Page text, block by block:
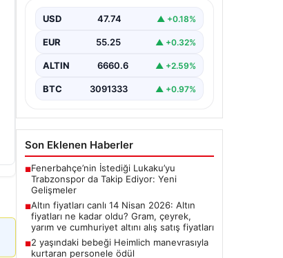
çeyrek, yarım ve
cumhuriyet altını alış satış
USD 47.74 ▲ +0.18%
EUR 55.25 ▲ +0.32%
ALTIN 6660.6 ▲ +2.59%
BTC 3091333 ▲ +0.97%
Son Eklenen Haberler
■Fenerbahçe’nin İstediği Lukaku’yu
Trabzonspor da Takip Ediyor: Yeni
Gelişmeler
■Altın fiyatları canlı 14 Nisan 2026: Altın
fiyatları ne kadar oldu? Gram, çeyrek,
yarım ve cumhuriyet altını alış satış fiyatları
■2 yaşındaki bebeği Heimlich manevrasıyla
kurtaran personele ödül